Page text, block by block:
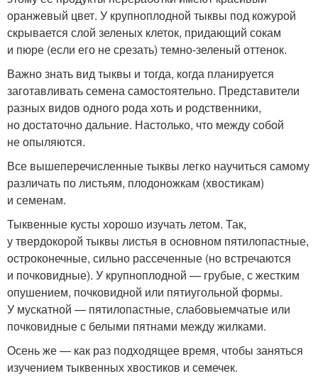
оранжевый цвет. У крупноплодной тыквы под кожурой
скрывается слой зеленых клеток, придающий сокам
и пюре (если его не срезать) темно-зеленый оттенок.
Важно знать вид тыквы и тогда, когда планируется
заготавливать семена самостоятельно. Представители
разных видов одного рода хоть и родственники,
но достаточно дальние. Настолько, что между собой
не опыляются.
Все вышеперечисленные тыквы легко научиться самому
различать по листьям, плодоножкам (хвостикам)
и семенам.
Тыквенные кусты хорошо изучать летом. Так,
у твердокорой тыквы листья в основном пятилопастные,
остроконечные, сильно рассеченные (но встречаются
и почковидные). У крупноплодной — грубые, с жестким
опушением, почковидной или пятиугольной формы.
У мускатной — пятилопастные, слабовыемчатые или
почковидные с белыми пятнами между жилками.
Осень же — как раз подходящее время, чтобы заняться
изучением тыквенных хвостиков и семечек.